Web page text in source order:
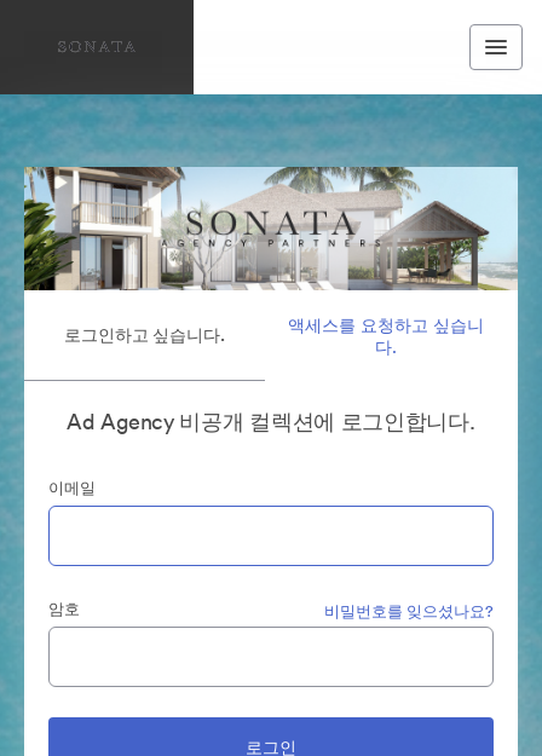
로그인하고 싶습니다.
액세스를 요청하고 싶습니
다.
Ad Agency 비공개 컬렉션에 로그인합니다.
이메일
암호 비밀번호를 잊으셨나요?